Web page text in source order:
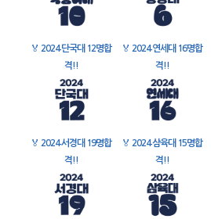
🏅 2024 단국대 12명합
격!!
🏅 2024 연세대 16명합
격!!
🏅 2024 서경대 19명합
격!!
🏅 2024 삼육대 15명합
격!!